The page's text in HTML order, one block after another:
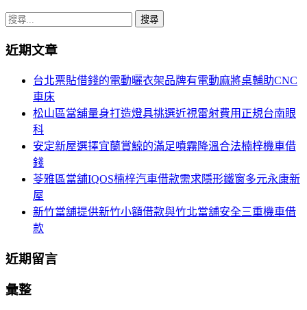
搜
關
近期文章
台北票貼借錢的電動曬衣架品牌有電動麻將桌輔助CNC
車床
松山區當舖量身打造燈具挑選近視雷射費用正規台南眼
科
安定新屋選擇宜蘭賞鯨的滿足噴霧降溫合法楠梓機車借
錢
苓雅區當舖IQOS楠梓汽車借款需求隱形鐵窗多元永康新
屋
新竹當舖提供新竹小額借款與竹北當舖安全三重機車借
款
近期留言
彙整